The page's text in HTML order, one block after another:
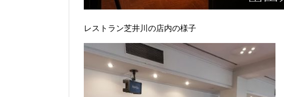
レストラン芝井川の店内の様子